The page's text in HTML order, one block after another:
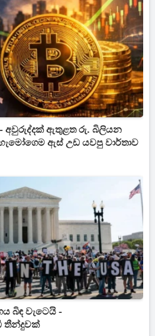
අවුරුද්දක් ඇතුළත රු. බිලියන
ඇස් උඩ යවපු වාර්තාව
බිඳ වැටෙයි -
තීන්දුවක්